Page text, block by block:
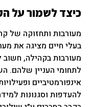
כיצד לשמור על
מעורבות ותחזוקה של
בעלי חיים מציגה את
מעורבות בקהילה, חשוב
לתחומי העניין
אינפורמטיביים
להעדפות וסגנונות